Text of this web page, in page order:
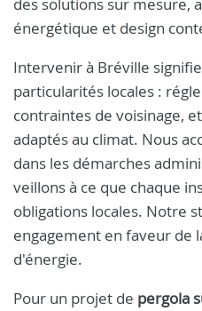
énergétique et design
Intervenir à Bréville
particularités locales :
contraintes de voisinage,
adaptés au climat. Nous
dans les démarches
veillons à ce que chaque
obligations locales. Notre
engagement en faveur de
d'énergie.
Pour un projet de pergola